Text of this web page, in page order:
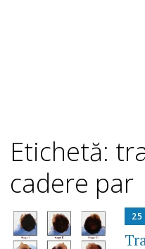
Etichetă:
cadere par
25